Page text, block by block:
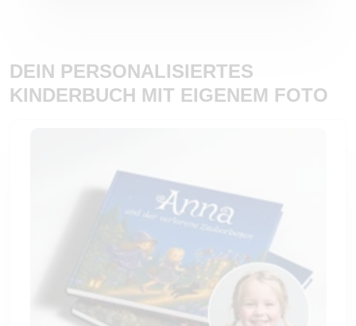
DEIN PERSONALISIERTES
KINDERBUCH MIT EIGENEM FOTO